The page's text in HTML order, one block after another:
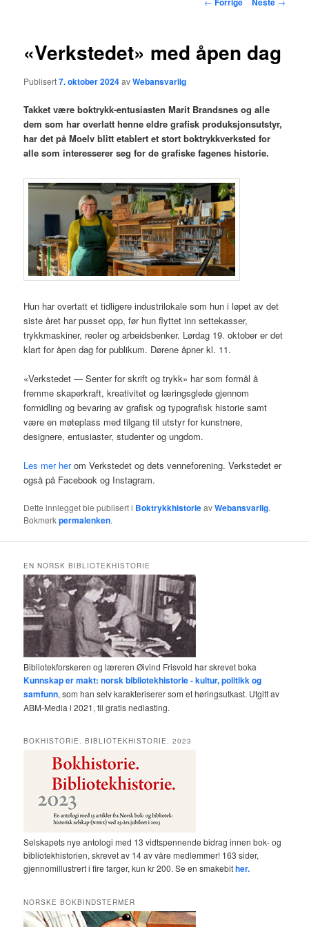
«Verkstedet» med åpen dag
Publisert7. oktober 2024avWebansvarlig
Takket være boktrykk-entusiasten Marit Brandsnes og alle
dem som har overlatt henne eldre grafisk produksjonsutstyr,
har det på Moelv blitt etablert et stort boktrykkverksted for
alle som interesserer seg for de grafiske fagenes historie.
Hun har overtatt et tidligere industrilokale som hun i løpet av det
siste året har pusset opp, før hun flyttet inn settekasser,
trykkmaskiner, reoler og arbeidsbenker. Lørdag 19. oktober er det
klart for åpen dag for publikum. Dørene åpner kl. 11.
«Verkstedet — Senter for skrift og trykk» har som formål å
fremme skaperkraft, kreativitet og læringsglede gjennom
formidling og bevaring av grafisk og typografisk historie samt
være en møteplass med tilgang til utstyr for kunstnere,
designere, entusiaster, studenter og ungdom.
Les mer herom Verkstedet og dets venneforening. Verkstedet er
også på Facebook og Instagram.
Dette innlegget ble publisert i BoktrykkhistorieavWebansvarlig.
Bokmerkpermalenken.
EN NORSK BIBLIOTEKHISTORIE
Bibliotekforskeren og læreren Øivind Frisvold har skrevet boka
Kunnskap er makt: norsk bibliotekhistorie - kultur, politikk og
samfunn, som han selv karakteriserer som et høringsutkast. Utgitt av
ABM-Media i 2021, til gratis nedlasting.
BOKHISTORIE. BIBLIOTEKHISTORIE. 2023
Selskapets nye antologi med 13 vidtspennende bidrag innen bok- og
bibliotekhistorien, skrevet av 14 av våre medlemmer! 163 sider,
gjennomillustrert i fire farger, kun kr 200. Se en smakebither.
NORSKE BOKBINDSTERMER